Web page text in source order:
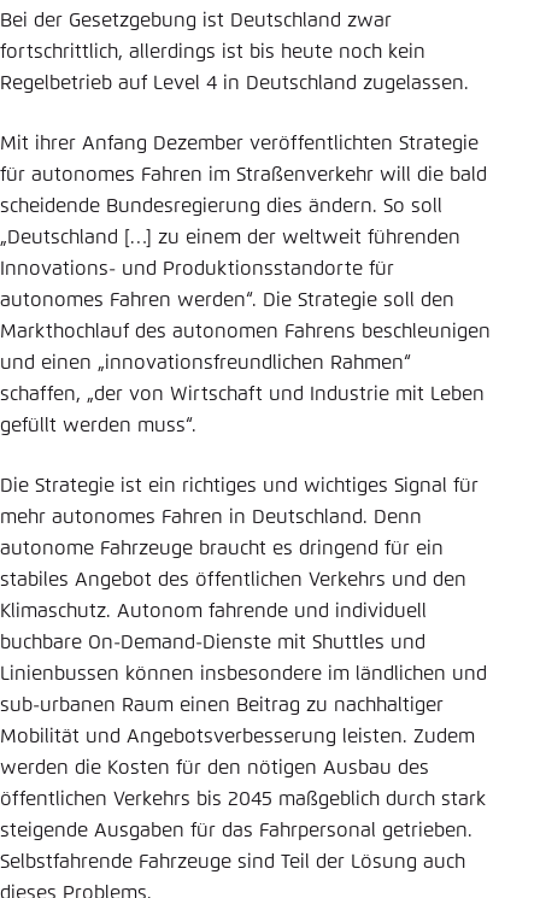
Bei der Gesetzgebung ist Deutschland zwar
fortschrittlich, allerdings ist bis heute noch kein
Regelbetrieb auf Level 4 in Deutschland zugelassen.
Mit ihrer Anfang Dezember veröffentlichten Strategie
für autonomes Fahren im Straßenverkehr will die bald
scheidende Bundesregierung dies ändern. So soll
„Deutschland […] zu einem der weltweit führenden
Innovations- und Produktionsstandorte für
autonomes Fahren werden“. Die Strategie soll den
Markthochlauf des autonomen Fahrens beschleunigen
und einen „innovationsfreundlichen Rahmen“
schaffen, „der von Wirtschaft und Industrie mit Leben
gefüllt werden muss“.
Die Strategie ist ein richtiges und wichtiges Signal für
mehr autonomes Fahren in Deutschland. Denn
autonome Fahrzeuge braucht es dringend für ein
stabiles Angebot des öffentlichen Verkehrs und den
Klimaschutz. Autonom fahrende und individuell
buchbare On-Demand-Dienste mit Shuttles und
Linienbussen können insbesondere im ländlichen und
sub-urbanen Raum einen Beitrag zu nachhaltiger
Mobilität und Angebotsverbesserung leisten. Zudem
werden die Kosten für den nötigen Ausbau des
öffentlichen Verkehrs bis 2045 maßgeblich durch stark
steigende Ausgaben für das Fahrpersonal getrieben.
Selbstfahrende Fahrzeuge sind Teil der Lösung auch
dieses Problems.